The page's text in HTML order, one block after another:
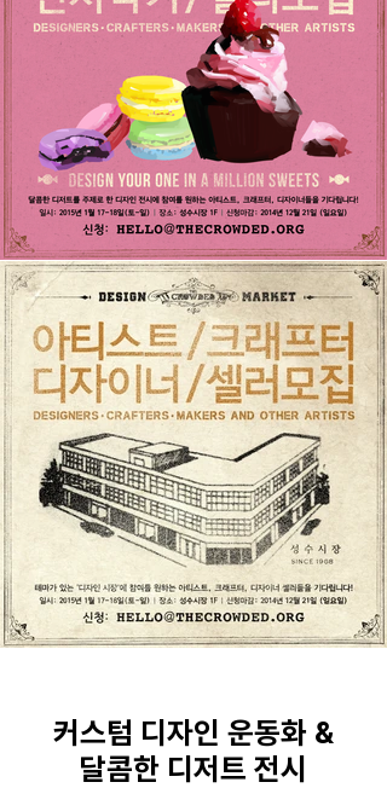
커스텀 디자인 운동화 &
달콤한 디저트 전시